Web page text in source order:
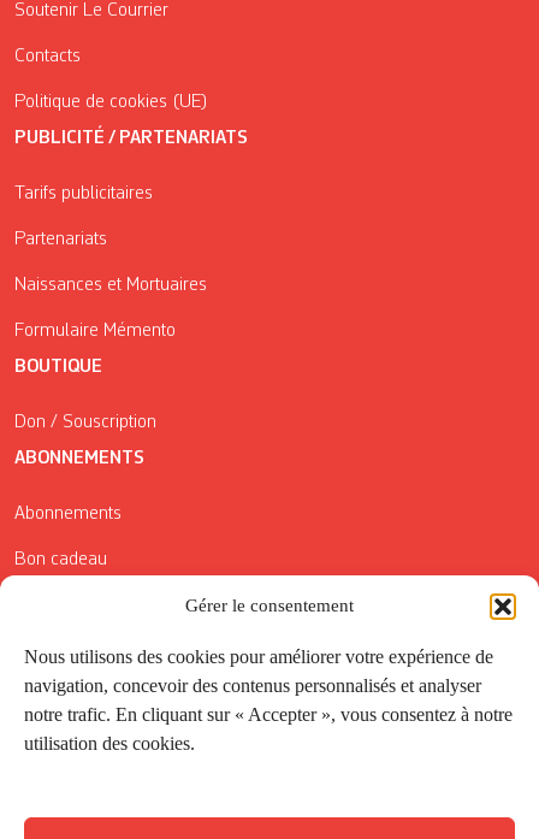
Gérer le consentement
Nous utilisons des cookies pour améliorer votre expérience de
navigation, concevoir des contenus personnalisés et analyser
notre trafic. En cliquant sur « Accepter », vous consentez à notre
utilisation des cookies.
Soutenir Le Courrier
Contacts
Politique de cookies (UE)
PUBLICITÉ / PARTENARIATS
Tarifs publicitaires
Partenariats
Naissances et Mortuaires
Formulaire Mémento
BOUTIQUE
Don / Souscription
ABONNEMENTS
Abonnements
Bon cadeau
Conditions générales de vente
Réductions de la Carte Côté Courrier
Application